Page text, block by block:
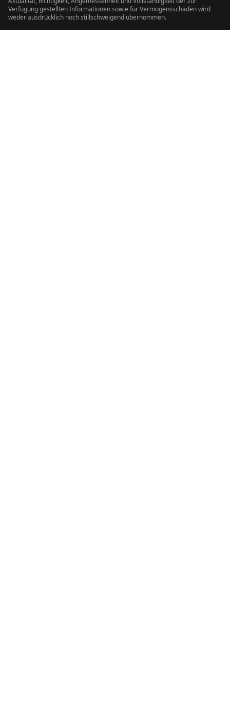
Verfügung gestellten Informationen sowie für Vermögensschäden wird
weder ausdrücklich noch stillschweigend übernommen.